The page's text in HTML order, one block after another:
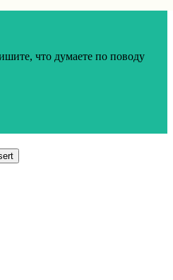
что думаете по поводу